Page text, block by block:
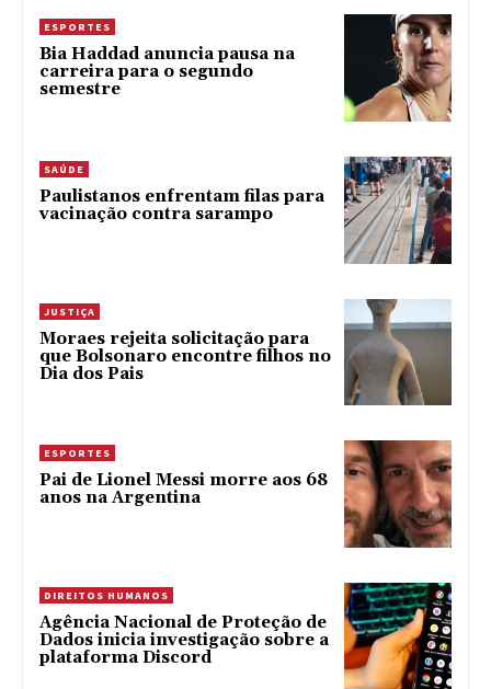
ESPORTES
Bia Haddad anuncia pausa na
carreira para o segundo
semestre
SAÚDE
Paulistanos enfrentam filas para
vacinação contra sarampo
JUSTIÇA
Moraes rejeita solicitação para
que Bolsonaro encontre filhos no
Dia dos Pais
ESPORTES
Pai de Lionel Messi morre aos 68
anos na Argentina
DIREITOS HUMANOS
Agência Nacional de Proteção de
Dados inicia investigação sobre a
plataforma Discord